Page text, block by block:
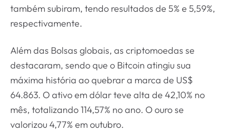
também subiram, tendo resultados de 5% e 5,59%,
respectivamente.
Além das Bolsas globais, as criptomoedas se
destacaram, sendo que o Bitcoin atingiu sua
máxima história ao quebrar a marca de US$
64.863. O ativo em dólar teve alta de 42,10% no
mês, totalizando 114,57% no ano. O ouro se
valorizou 4,77% em outubro.